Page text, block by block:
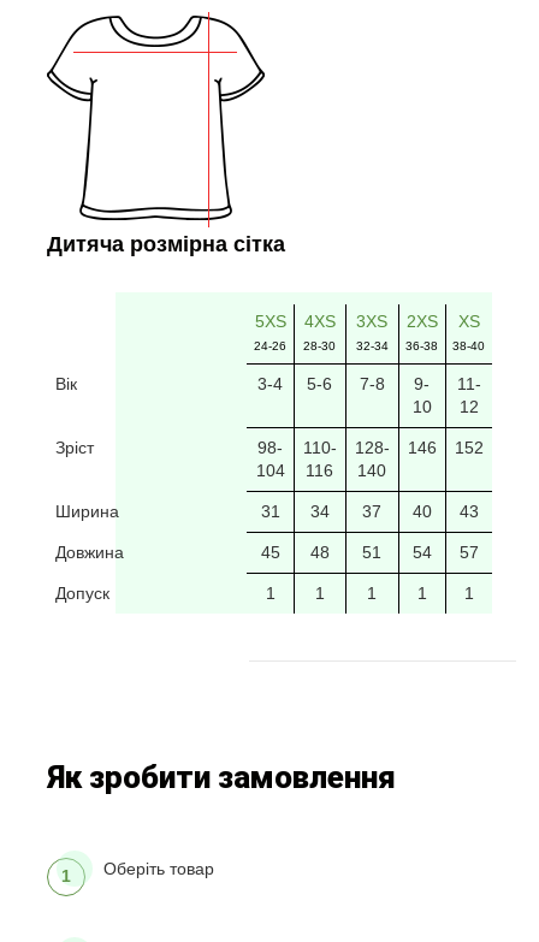
Дитяча розмірна сітка
5XS
24-26
4XS
28-30
3XS
32-34
2XS
36-38
XS
38-40
Вік 3-4 5-6 7-8
9-
10
11-
12
Зріст
98-
104
110-
116
128-
140
146 152
Ширина 31 34 37 40 43
Довжина 45 48 51 54 57
Допуск 1 1 1 1 1
Як зробити замовлення
1 Оберіть товар